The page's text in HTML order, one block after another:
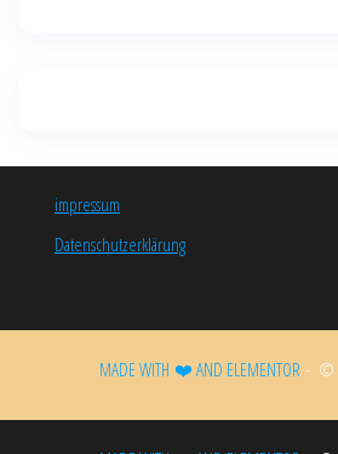
impressum
Datenschutzerklärung
MADE WITH ❤️ AND ELEMENTOR​ - ©